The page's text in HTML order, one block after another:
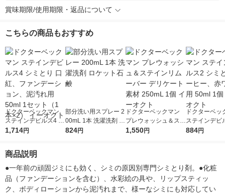
賞味期限/使用期限・返品について
こちらの商品もおすすめ
ドクターベックマン
ステインデビルス4 シ
ミとり 口紅、ファン
2） イーオクト
1,714円
部分洗い用スプレー 2
00mL 1本 洗濯洗剤 ロ
ケット石鹸
824円
ドクターベックマン
プレウォッシュ＆ステ
インリムーバー デリ
1,550円
ドクターベッ
ステインデビ
ミとり コーヒ
884円
商品説明
●一年前の頑固ジミにも効く、シミの原因別専門シミとり剤。●化粧
品（ファンデーションを含む）、水彩絵の具や、リップスティッ
ク、ボディローションから泥汚れまで、様ーなシミにも対応してい